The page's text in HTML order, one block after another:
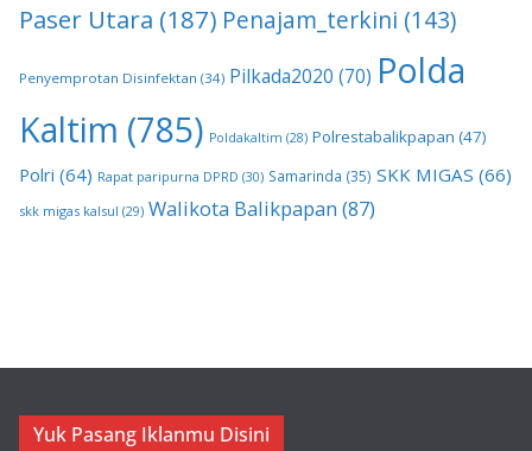
Paser Utara (187) Penajam_terkini (143)
Penyemprotan Disinfektan (34) Pilkada2020 (70) Polda
Kaltim (785) Poldakaltim (28) Polrestabalikpapan (47)
Polri (64) Rapat paripurna DPRD (30) Samarinda (35) SKK MIGAS (66)
skk migas kalsul (29) Walikota Balikpapan (87)
Yuk Pasang Iklanmu Disini